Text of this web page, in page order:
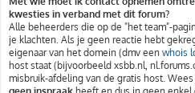
kwesties in verband met dit forum?
Alle beheerders die op de "het team"-
je klachten. Als je geen reactie hebt
eigenaar van het domein (dmv een whois
host staat (bijvoorbeeld xsbb.nl,
misbruik-afdeling van de gratis host.